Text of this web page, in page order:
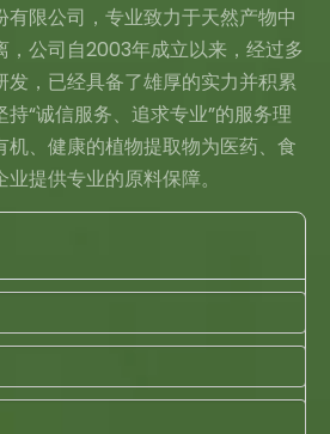
限公司，专业致力于天然产物中
，公司自2003年成立以来，经过多
发，已经具备了雄厚的实力并积累
“诚信服务、追求专业”的服务理
机、健康的植物提取物为医药、食
提供专业的原料保障。